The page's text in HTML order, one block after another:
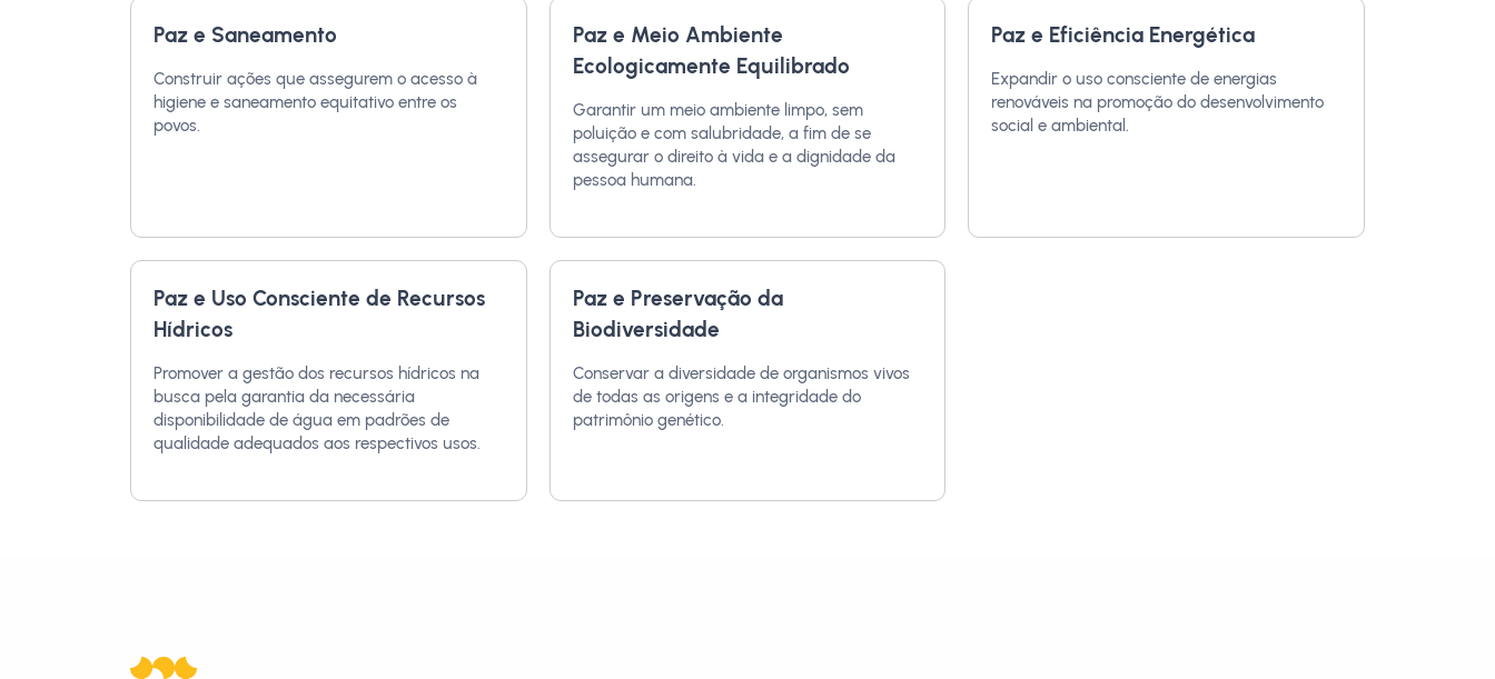
Paz e Saneamento
Construir ações que assegurem o acesso à
higiene e saneamento equitativo entre os
povos.
Paz e Meio Ambiente
Ecologicamente Equilibrado
Garantir um meio ambiente limpo, sem
poluição e com salubridade, a fim de se
assegurar o direito à vida e a dignidade da
pessoa humana.
Paz e Eficiência Energética
Expandir o uso consciente de energias
renováveis na promoção do desenvolvimento
social e ambiental.
Paz e Uso Consciente de Recursos
Hídricos
Promover a gestão dos recursos hídricos na
busca pela garantia da necessária
disponibilidade de água em padrões de
qualidade adequados aos respectivos usos.
Paz e Preservação da
Biodiversidade
Conservar a diversidade de organismos vivos
de todas as origens e a integridade do
patrimônio genético.